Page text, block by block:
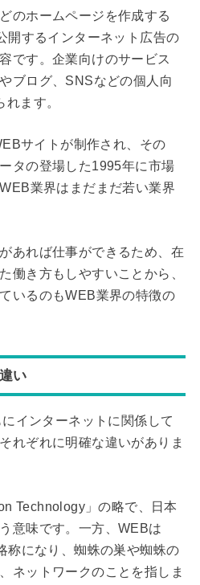
のホームページを作成する
開するインターネット広告の
です。企業向けのサービス
ブログ、SNSなどの個人向
ます。
サイトが制作され、その
タの登場した1995年に市場
業界はまだまだ若い業界
あれば仕事ができるため、在
働き方もしやすいことから、
いるのもWEB業界の特徴の
い
インターネットに関係して
れぞれに明確な違いがありま
Technology」の略で、日本
意味です。一方、WEBは
称になり、蜘蛛の巣や蜘蛛の
ネットワークのことを指しま